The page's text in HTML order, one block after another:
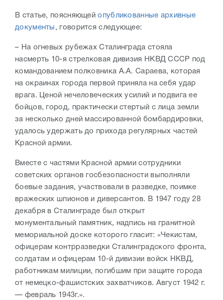
В статье, поясняющейопубликованные архивные
документы , говорится следующее:
– На огневых рубежах Сталинграда стояла
насмерть 10-я стрелковая дивизия НКВД СССР под
командованием полковника А.А. Сараева, которая
на окраинах города первой приняла на себя удар
врага. Ценой нечеловеческих усилий и подвига ее
бойцов, город, практически стертый с лица земли
за несколько дней массированной бомбардировки,
удалось удержать до прихода регулярных частей
Красной армии.
Вместе с частями Красной армии сотрудники
советских органов госбезопасности выполняли
боевые задания, участвовали в разведке, поимке
вражеских шпионов и диверсантов. В 1947 году 28
декабря в Сталинграде был открыт
монументальный памятник, надпись на гранитной
мемориальной доске которого гласит: «Чекистам,
офицерам контрразведки Сталинградского фронта,
солдатам и офицерам 10-й дивизии войск НКВД,
работникам милиции, погибшим при защите города
от немецко-фашистских захватчиков. Август 1942 г.
— февраль 1943г.».